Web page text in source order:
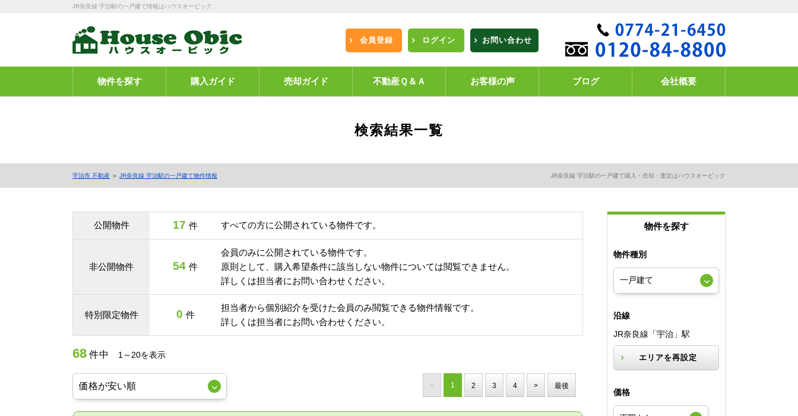
JR奈良線 宇治駅の一戸建て情報はハウスオービック
会員登録 ログイン お問い合わせ
物件を探す 購入ガイド 売却ガイド 不動産Ｑ＆Ａ お客様の声 ブログ 会社概要
検索結果一覧
宇治市 不動産 ＞ JR奈良線 宇治駅の一戸建て物件情報 JR奈良線 宇治駅の一戸建て購入・売却・査定はハウスオービック
公開物件 17 件 すべての方に公開されている物件です。
非公開物件 54 件
会員のみに公開されている物件です。
原則として、購入希望条件に該当しない物件については閲覧できません。
詳しくは担当者にお問い合わせください。
特別限定物件 0 件
担当者から個別紹介を受けた会員のみ閲覧できる物件情報です。
詳しくは担当者にお問い合わせください。
68 件中 1～20を表示
< 1 2 3 4 > 最後
物件を探す
物件種別
沿線
JR奈良線「宇治」駅
エリアを再設定
価格